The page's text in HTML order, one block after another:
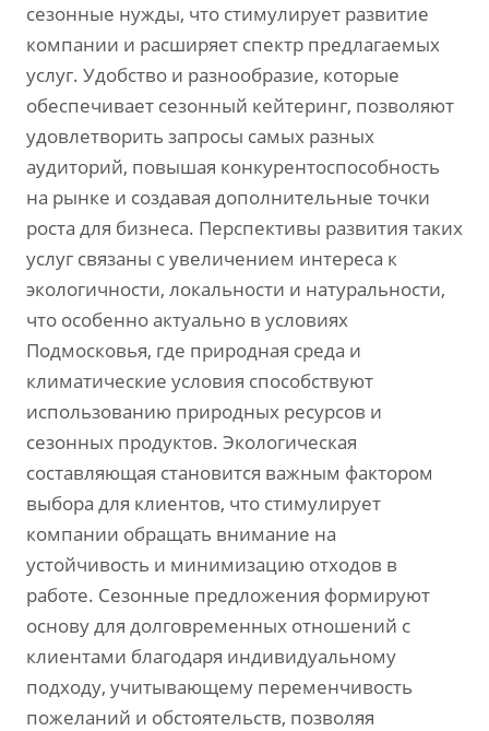
сезонные нужды‚ что стимулирует развитие
компании и расширяет спектр предлагаемых
услуг. Удобство и разнообразие‚ которые
обеспечивает сезонный кейтеринг‚ позволяют
удовлетворить запросы самых разных
аудиторий‚ повышая конкурентоспособность
на рынке и создавая дополнительные точки
роста для бизнеса. Перспективы развития таких
услуг связаны с увеличением интереса к
экологичности‚ локальности и натуральности‚
что особенно актуально в условиях
Подмосковья‚ где природная среда и
климатические условия способствуют
использованию природных ресурсов и
сезонных продуктов. Экологическая
составляющая становится важным фактором
выбора для клиентов‚ что стимулирует
компании обращать внимание на
устойчивость и минимизацию отходов в
работе. Сезонные предложения формируют
основу для долговременных отношений с
клиентами благодаря индивидуальному
подходу‚ учитывающему переменчивость
пожеланий и обстоятельств‚ позволяя